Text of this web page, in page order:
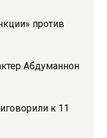
против
Абдуманнон
к 11